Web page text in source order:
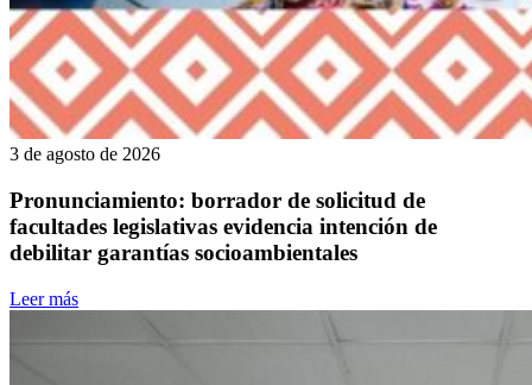
3 de agosto de 2026
Pronunciamiento: borrador de solicitud de
facultades legislativas evidencia intención de
debilitar garantías socioambientales
Leer más